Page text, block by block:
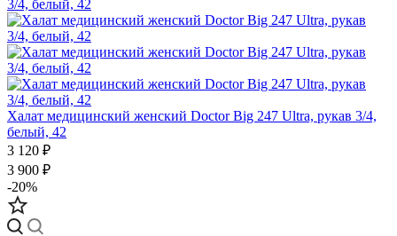
Халат медицинский женский Doctor Big 247 Ultra, рукав 3/4,
белый, 42
3 120 ₽
3 900 ₽
-20%